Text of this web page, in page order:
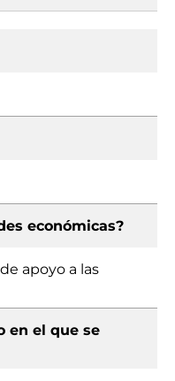
económicas?
apoyo a las
en el que se